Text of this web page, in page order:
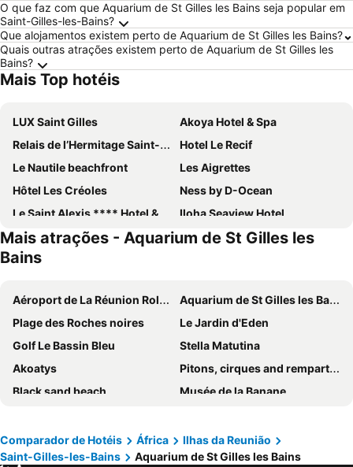
O que faz com que Aquarium de St Gilles les Bains seja popular em
Saint-Gilles-les-Bains?
Que alojamentos existem perto de Aquarium de St Gilles les Bains?
Quais outras atrações existem perto de Aquarium de St Gilles les
Bains?
Mais Top hotéis
LUX Saint Gilles
Akoya Hotel & Spa
Relais de l’Hermitage Saint-Gilles
Hotel Le Recif
Le Nautile beachfront
Les Aigrettes
Hôtel Les Créoles
Ness by D-Ocean
Le Saint Alexis **** Hotel & Spa
Iloha Seaview Hotel
Dina Morgabine Saint Gilles
Hotel Exsel Alamanda
Hotel Le Boucan Canot
Mais atrações - Aquarium de St Gilles les
Bains
Aéroport de La Réunion Roland Garros
Aquarium de St Gilles les Bains
Plage des Roches noires
Le Jardin d'Eden
Golf Le Bassin Bleu
Stella Matutina
Akoatys
Pitons, cirques and remparts of Reunion Island
Black sand beach
Musée de la Banane
La Vanilleraie
Grand Anse Beach
Rivière Langevin et Cascade Grand Galet
Piton de la Fournaise
Comparador de Hotéis África
Ilhas da Reunião
Saint-Gilles-les-Bains
Aquarium de St Gilles les Bains